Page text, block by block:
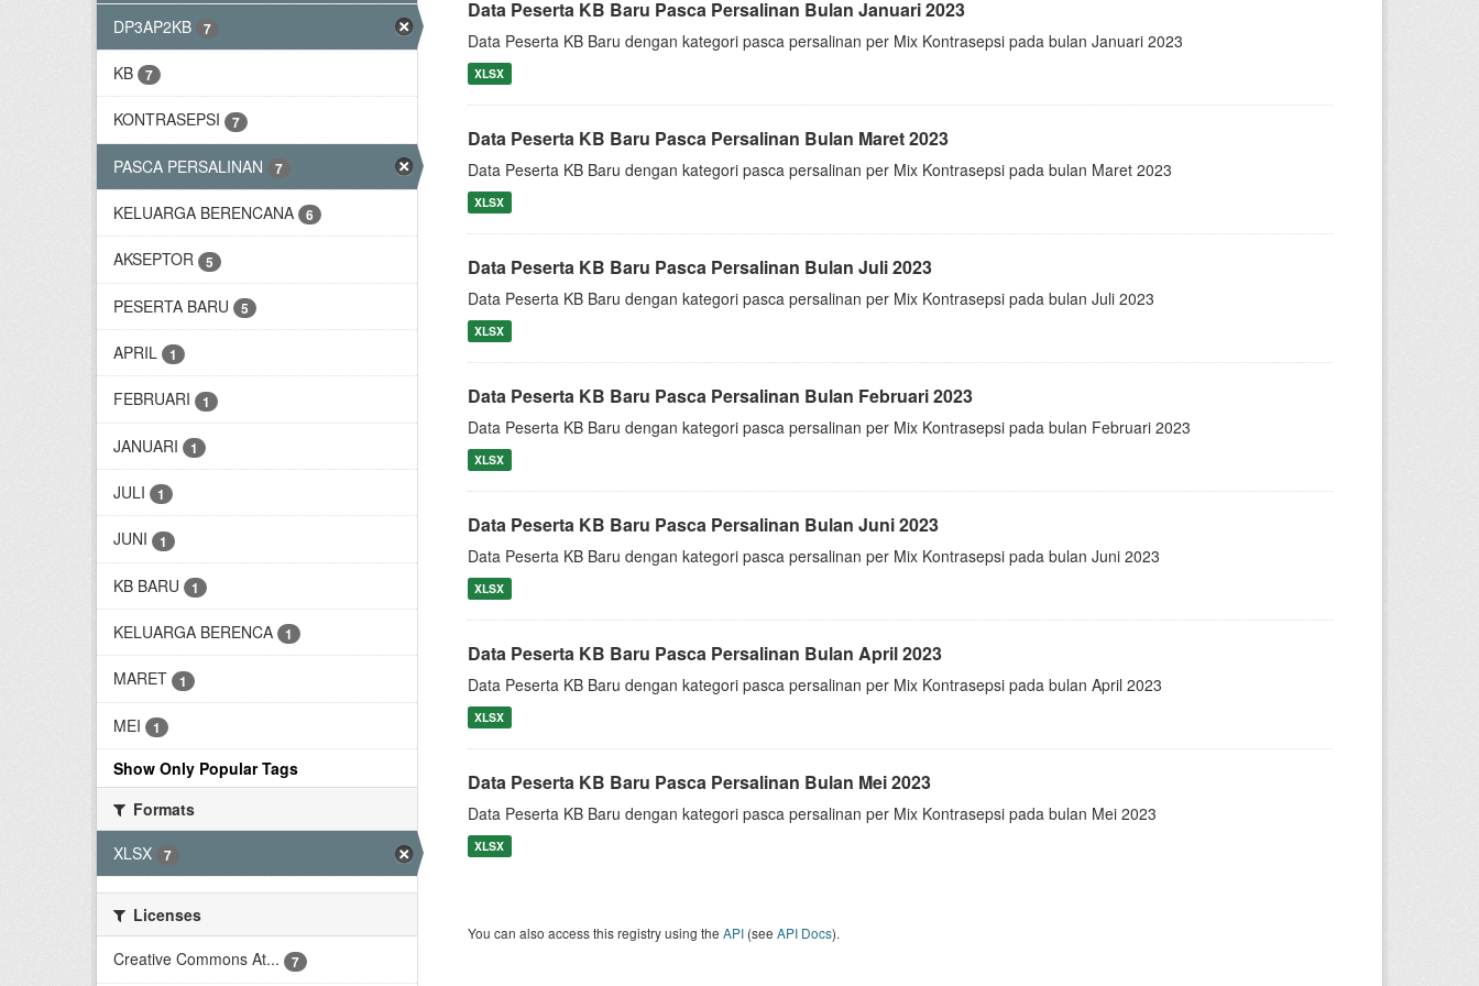
DP3AP2KB 7
KB 7
KONTRASEPSI 7
PASCA PERSALINAN 7
KELUARGA BERENCANA 6
AKSEPTOR 5
PESERTA BARU 5
APRIL 1
FEBRUARI 1
JANUARI 1
JULI 1
JUNI 1
KB BARU 1
KELUARGA BERENCA 1
MARET 1
MEI 1
Show Only Popular Tags
Formats
XLSX
7
Licenses
Creative Commons At...
7
Data Peserta KB Baru Pasca Persalinan Bulan Januari 2023
Data Peserta KB Baru dengan kategori pasca persalinan per Mix Kontrasepsi pada bulan Januari 2023
XLSX
Data Peserta KB Baru Pasca Persalinan Bulan Maret 2023
Data Peserta KB Baru dengan kategori pasca persalinan per Mix Kontrasepsi pada bulan Maret 2023
XLSX
Data Peserta KB Baru Pasca Persalinan Bulan Juli 2023
Data Peserta KB Baru dengan kategori pasca persalinan per Mix Kontrasepsi pada bulan Juli 2023
XLSX
Data Peserta KB Baru Pasca Persalinan Bulan Februari 2023
Data Peserta KB Baru dengan kategori pasca persalinan per Mix Kontrasepsi pada bulan Februari 2023
XLSX
Data Peserta KB Baru Pasca Persalinan Bulan Juni 2023
Data Peserta KB Baru dengan kategori pasca persalinan per Mix Kontrasepsi pada bulan Juni 2023
XLSX
Data Peserta KB Baru Pasca Persalinan Bulan April 2023
Data Peserta KB Baru dengan kategori pasca persalinan per Mix Kontrasepsi pada bulan April 2023
XLSX
Data Peserta KB Baru Pasca Persalinan Bulan Mei 2023
Data Peserta KB Baru dengan kategori pasca persalinan per Mix Kontrasepsi pada bulan Mei 2023
XLSX
You can also access this registry using the API (see API Docs).